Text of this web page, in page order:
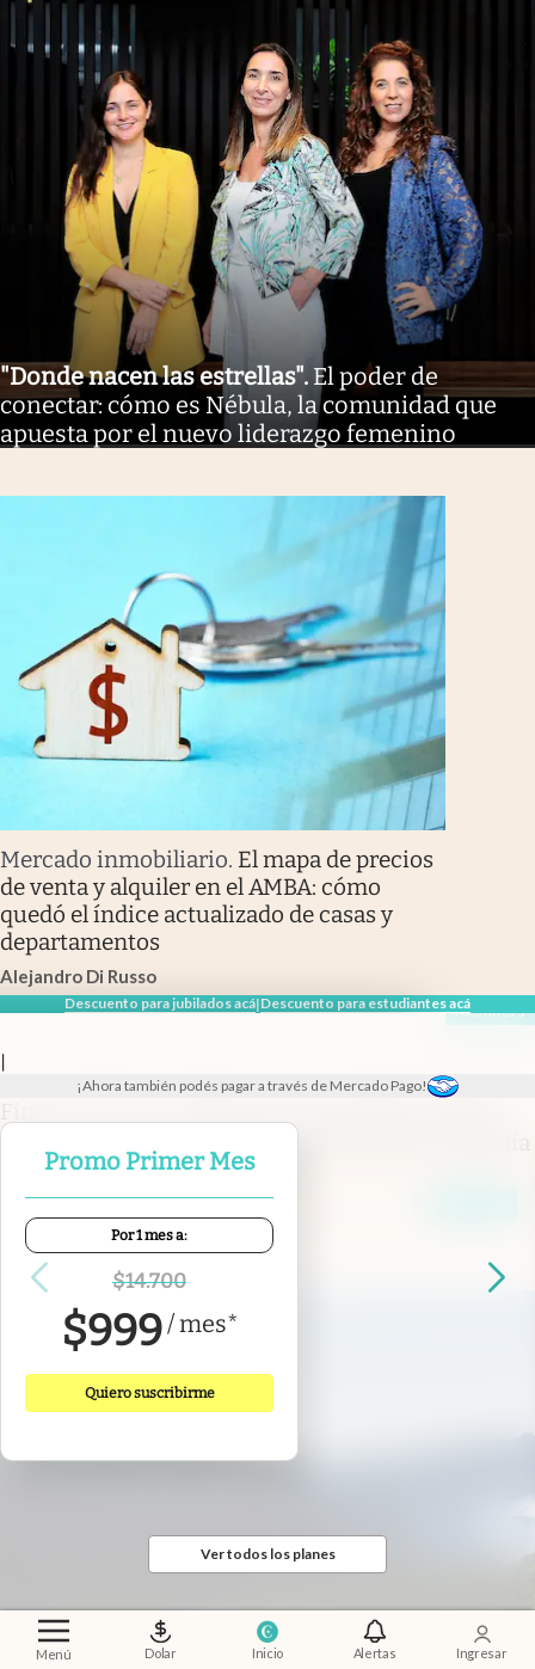
Menú Dolar Inicio Alertas Ingresar
Descuento para jubilados acá|Descuento para estudiantes acá
|
¡Ahora también podés pagar a través de Mercado Pago!
Promo Primer Mes
Por 1 mes a:
$14.700
$999/mes*
Quiero suscribirme
Ver todos los planes
"Donde nacen las estrellas". El poder de
conectar: cómo es Nébula, la comunidad que
apuesta por el nuevo liderazgo femenino
Mercado inmobiliario. El mapa de precios
de venta y alquiler en el AMBA: cómo
quedó el índice actualizado de casas y
departamentos
Alejandro Di Russo
Members
mundial
Susannah Savage